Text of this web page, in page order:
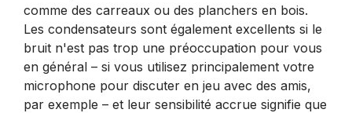
comme des carreaux ou des planchers en bois.
Les condensateurs sont également excellents si le
bruit n'est pas trop une préoccupation pour vous
en général – si vous utilisez principalement votre
microphone pour discuter en jeu avec des amis,
par exemple – et leur sensibilité accrue signifie que